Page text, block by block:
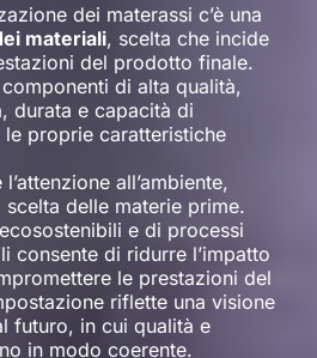
dei materassi c’è una
materiali, scelta che incide
del prodotto finale.
di alta qualità,
durata e capacità di
le proprie caratteristiche
all’ambiente,
delle materie prime.
e di processi
consente di ridurre l’impatto
le prestazioni del
riflette una visione
futuro, in cui qualità e
in modo coerente.